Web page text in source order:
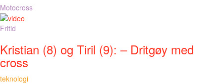
Motocross
Fritid
Kristian (8) og Tiril (9): – Dritgøy med
cross
teknologi